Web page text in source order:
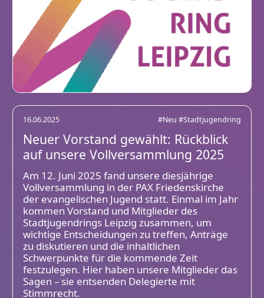
Neuer Vorstand gewählt: Rückblick
auf unsere Vollversammlung 2025
Am 12. Juni 2025 fand unsere diesjährige
Vollversammlung in der PAX Friedenskirche
der evangelischen Jugend statt. Einmal im Jahr
kommen Vorstand und Mitglieder des
Stadtjugendrings Leipzig zusammen, um
wichtige Entscheidungen zu treffen, Anträge
zu diskutieren und die inhaltlichen
Schwerpunkte für die kommende Zeit
festzulegen. Hier haben unsere Mitglieder das
Sagen – sie entsenden Delegierte mit
Stimmrecht.
16.06.2025 #Neu #Stadtjugendring